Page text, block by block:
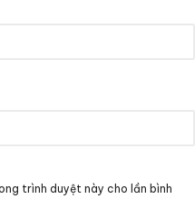
trình duyệt này cho lần bình